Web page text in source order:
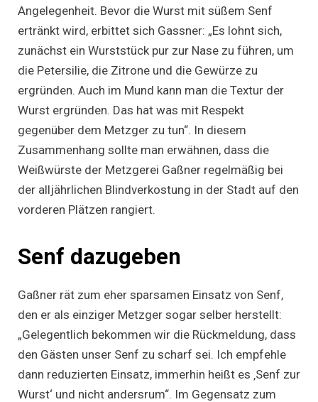
Angelegenheit. Bevor die Wurst mit süßem Senf
ertränkt wird, erbittet sich Gassner: „Es lohnt sich,
zunächst ein Wurststück pur zur Nase zu führen, um
die Petersilie, die Zitrone und die Gewürze zu
ergründen. Auch im Mund kann man die Textur der
Wurst ergründen. Das hat was mit Respekt
gegenüber dem Metzger zu tun“. In diesem
Zusammenhang sollte man erwähnen, dass die
Weißwürste der Metzgerei Gaßner regelmäßig bei
der alljährlichen Blindverkostung in der Stadt auf den
vorderen Plätzen rangiert.
Senf dazugeben
Gaßner rät zum eher sparsamen Einsatz von Senf,
den er als einziger Metzger sogar selber herstellt:
„Gelegentlich bekommen wir die Rückmeldung, dass
den Gästen unser Senf zu scharf sei. Ich empfehle
dann reduzierten Einsatz, immerhin heißt es ‚Senf zur
Wurst‘ und nicht andersrum“. Im Gegensatz zum